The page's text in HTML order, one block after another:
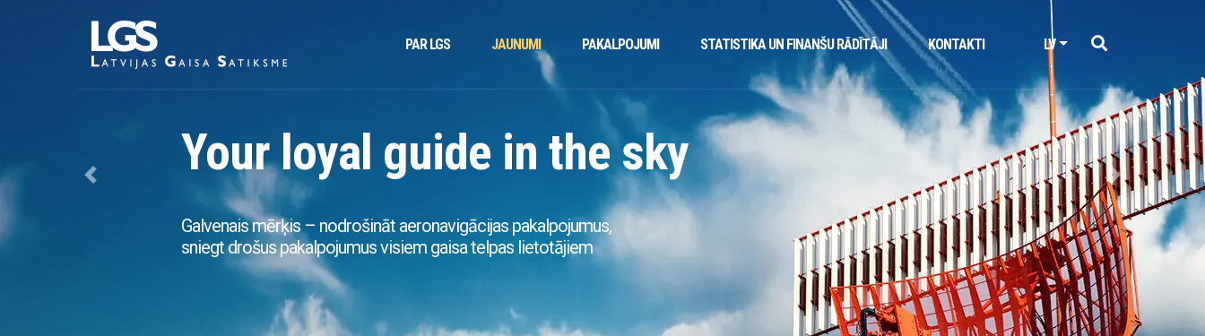
PAR LGS JAUNUMI PAKALPOJUMI STATISTIKA UN FINANŠU RĀDĪTĀJI KONTAKTI LV
Your loyal guide in the sky
Galvenais mērķis – nodrošināt aeronavigācijas pakalpojumus,
sniegt drošus pakalpojumus visiem gaisa telpas lietotājiem
Previous Next